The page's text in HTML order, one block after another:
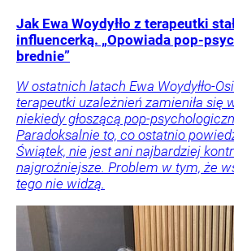
Jak Ewa Woydyłło z terapeutki
influencerką. „Opowiada pop-
brednie”
W ostatnich latach Ewa Woydyłło-
terapeutki uzależnień zamieniła się
niekiedy głoszącą pop-
Paradoksalnie to, co ostatnio
Świątek, nie jest ani najbardziej
najgroźniejsze. Problem w tym, że
tego nie widzą.